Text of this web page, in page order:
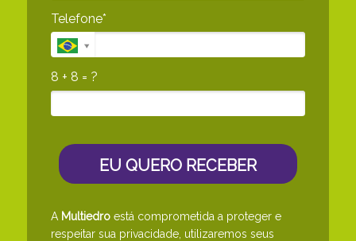
Telefone*
8 + 8 = ?
EU QUERO RECEBER
A Multiedro está comprometida a proteger e
respeitar sua privacidade, utilizaremos seus